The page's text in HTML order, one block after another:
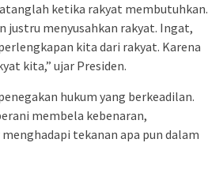
ketika rakyat membutuhkan.
justru menyusahkan rakyat. Ingat,
kita dari rakyat. Karena
kita,” ujar Presiden.
hukum yang berkeadilan.
membela kebenaran,
tekanan apa pun dalam